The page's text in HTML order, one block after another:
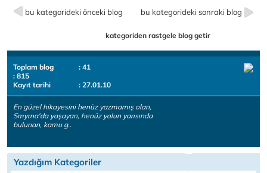
bu kategorideki önceki blog bu kategorideki sonraki blog
kategoriden rastgele blog getir
Toplam blog
: 41
: 815
Kayıt tarihi
: 27.01.10
En güzel hikayesini henüz yazmamış olan,
Smyrna'da yaşayan, henüz yolun yarısında
bulunan, kamu g..
Yazdığım Kategoriler